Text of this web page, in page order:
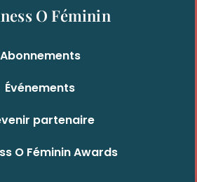
O Féminin
Abonnements
Événements
partenaire
O Féminin Awards